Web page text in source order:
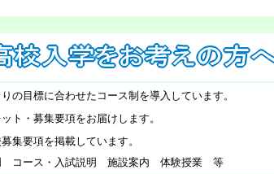
の目標に合わせたコース制を導入しています。
ト・募集要項をお届けします。
集要項を掲載しています。
コース・入試説明 施設案内 体験授業 等